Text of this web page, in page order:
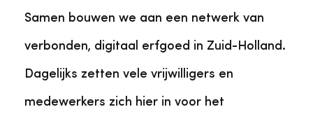
Samen bouwen we aan een netwerk van
verbonden, digitaal erfgoed in Zuid-Holland.
Dagelijks zetten vele vrijwilligers en
medewerkers zich hier in voor het